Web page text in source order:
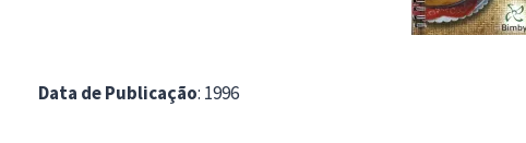
Data de Publicação: 1996